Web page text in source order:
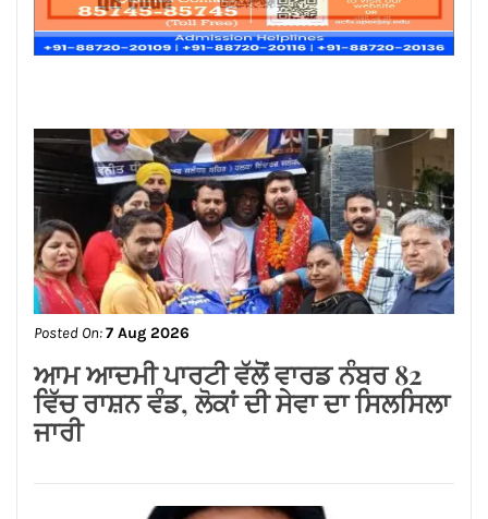
Posted On:7 Aug 2026
ਆਮ ਆਦਮੀ ਪਾਰਟੀ ਵੱਲੋਂ ਵਾਰਡ ਨੰਬਰ 82
ਵਿੱਚ ਰਾਸ਼ਨ ਵੰਡ, ਲੋਕਾਂ ਦੀ ਸੇਵਾ ਦਾ ਸਿਲਸਿਲਾ
ਜਾਰੀ